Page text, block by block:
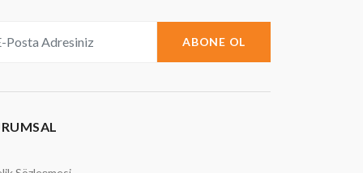
ABONE OL